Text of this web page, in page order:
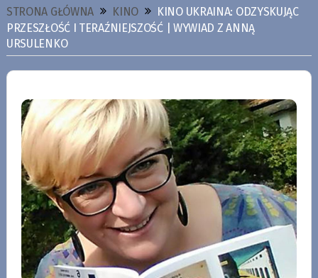
STRONA GŁÓWNA KINO
KINO UKRAINA: ODZYSKUJĄC
PRZESZŁOŚĆ I TERAŹNIEJSZOŚĆ | WYWIAD Z ANNĄ
URSULENKO